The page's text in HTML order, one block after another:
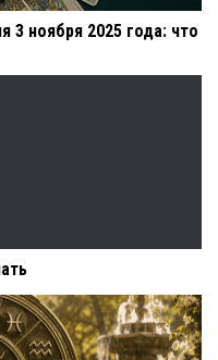
3 ноября 2025 года: что